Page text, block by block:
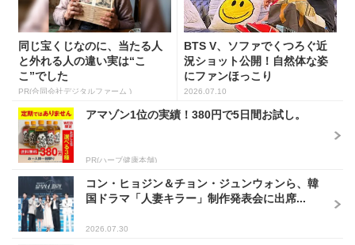
同じ宝くじなのに、当たる人
と外れる人の違い実は“こ
こ”でした
PR(合同会社デジタルファーム )
BTS V、ソファでくつろぐ近
況ショット公開！自然体な姿
にファンほっこり
2026.07.10
アマゾン1位の実績！380円で5日間お試し。
PR(ハーブ健康本舗)
コン・ヒョジン＆チョン・ジュンウォンら、韓
国ドラマ「人妻キラー」制作発表会に出席...
2026.07.30